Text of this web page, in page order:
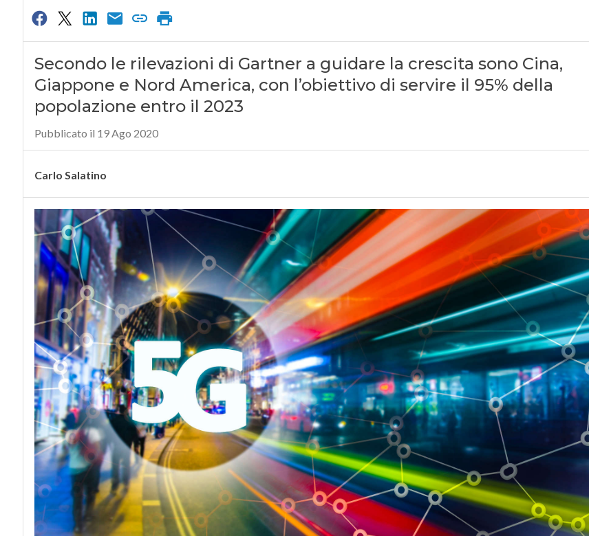
Secondo le rilevazioni di Gartner a guidare la crescita sono Cina,
Giappone e Nord America, con l’obiettivo di servire il 95% della
popolazione entro il 2023
Pubblicato il 19 Ago 2020
Carlo Salatino